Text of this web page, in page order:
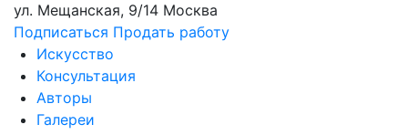
ул. Мещанская, 9/14 Москва
Подписаться Продать работу
Искусство
Консультация
Авторы
Галереи